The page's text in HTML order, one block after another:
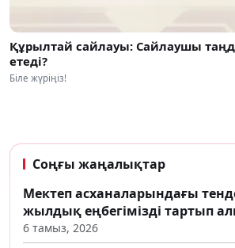
Құрылтай сайлауы: Сайлаушы
етеді?
Біле жүріңіз!
Соңғы жаңалықтар
Мектеп асханаларындағы
жылдық еңбегімізді тартып
6 тамыз, 2026